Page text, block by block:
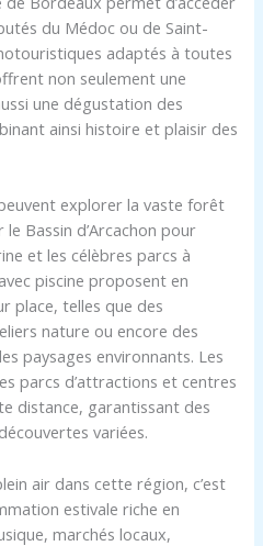
du Médoc ou de Saint-
adaptés à toutes
non seulement une
une dégustation des
ainsi histoire et plaisir des
explorer la vaste forêt
Bassin d’Arcachon pour
et les célèbres parcs à
piscine proposent en
place, telles que des
nature ou encore des
paysages environnants. Les
parcs d’attractions et centres
distance, garantissant des
variées.
air dans cette région, c’est
estivale riche en
marchés locaux,